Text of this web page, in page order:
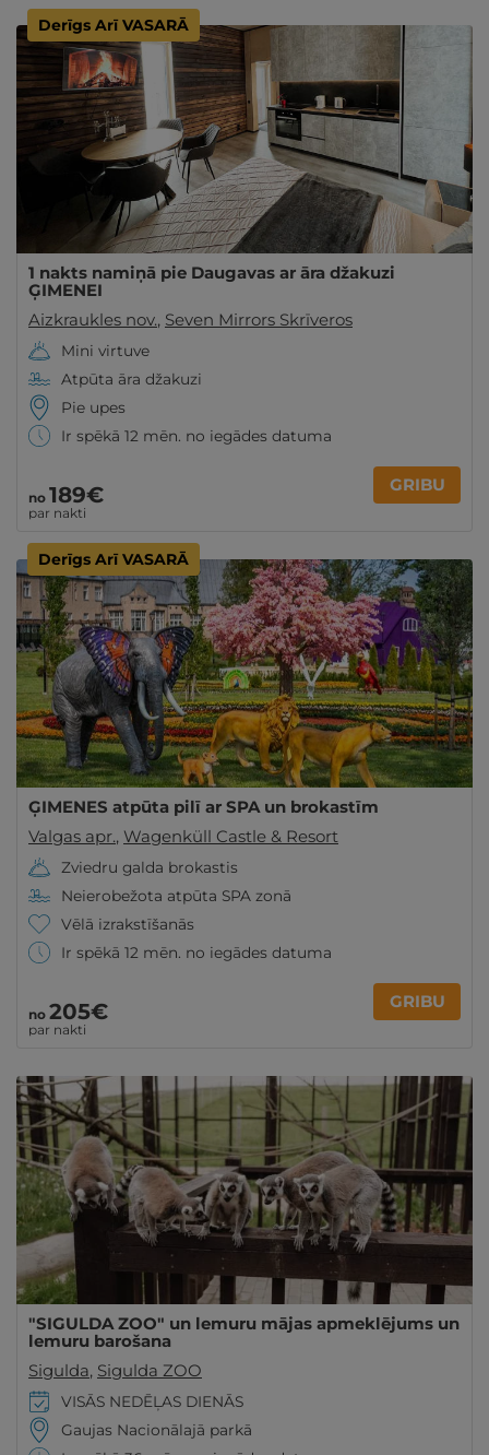
Derīgs Arī VASARĀ
1 nakts namiņā pie Daugavas ar āra džakuzi
ĢIMENEI
Aizkraukles nov., Seven Mirrors Skrīveros
Mini virtuve
Atpūta āra džakuzi
Pie upes
Ir spēkā 12 mēn. no iegādes datuma
no 189€
par nakti
GRIBU
Derīgs Arī VASARĀ
ĢIMENES atpūta pilī ar SPA un brokastīm
Valgas apr., Wagenküll Castle & Resort
Zviedru galda brokastis
Neierobežota atpūta SPA zonā
Vēlā izrakstīšanās
Ir spēkā 12 mēn. no iegādes datuma
no 205€
par nakti
GRIBU
"SIGULDA ZOO" un lemuru mājas apmeklējums un
lemuru barošana
Sigulda, Sigulda ZOO
VISĀS NEDĒĻAS DIENĀS
Gaujas Nacionālajā parkā